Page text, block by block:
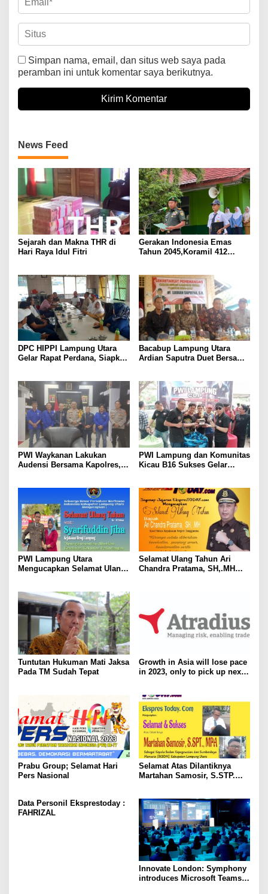
Simpan nama, email, dan situs web saya pada
peramban ini untuk komentar saya berikutnya.
News Feed
Sejarah dan Makna THR di
Hari Raya Idul Fitri
Gerakan Indonesia Emas
Tahun 2045,Koramil 412
DPC HIPPI Lampung Utara
Gelar Rapat Perdana, Siapkan
Bacabup Lampung Utara
Ardian Saputra Duet Bersama
PWI Waykanan Lakukan
Audensi Bersama Kapolres,
Sangat Penting Untuk
Menjaga Stabilitas dan
Kemanan Masyarakat
PWI Lampung dan Komunitas
Kicau B16 Sukses Gelar
PWI Lampung Utara
Mengucapkan Selamat Ulang
Selamat Ulang Tahun Ari
Chandra Pratama, SH,.MH
Tuntutan Hukuman Mati Jaksa
Pada TM Sudah Tepat
Growth in Asia will lose pace
in 2023, only to pick up next
Prabu Group; Selamat Hari
Pers Nasional
Selamat Atas Dilantiknya
Martahan Samosir, S.STP.
Data Personil Eksprestoday :
FAHRIZAL
Innovate London: Symphony
introduces Microsoft Teams